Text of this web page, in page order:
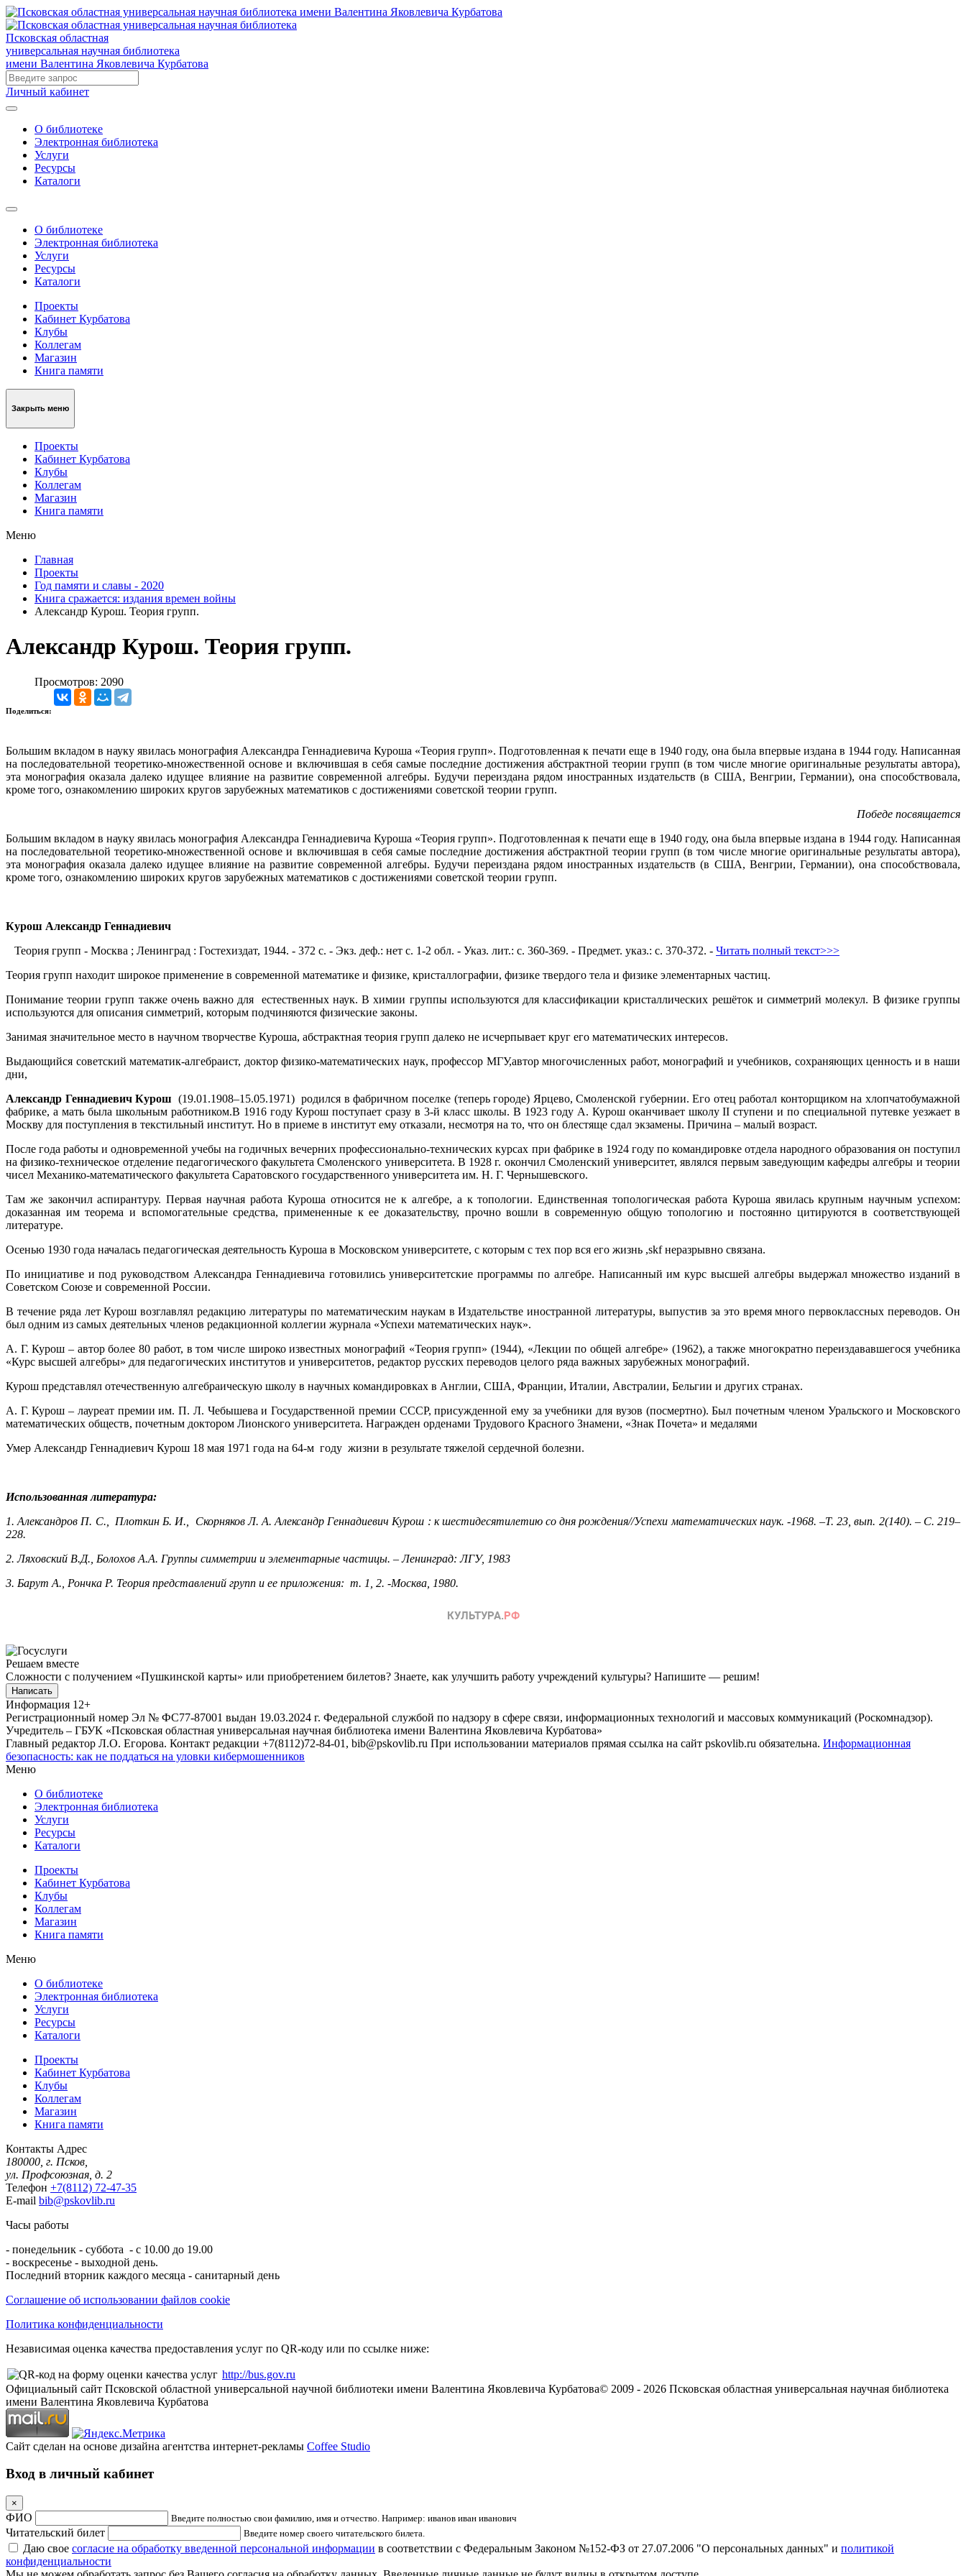
Псковская областная
универсальная научная библиотека
имени Валентина Яковлевича Курбатова
Личный кабинет
О библиотеке
Электронная библиотека
Услуги
Ресурсы
Каталоги
О библиотеке
Электронная библиотека
Услуги
Ресурсы
Каталоги
Проекты
Кабинет Курбатова
Клубы
Коллегам
Магазин
Книга памяти
Закрыть меню
Проекты
Кабинет Курбатова
Клубы
Коллегам
Магазин
Книга памяти
Меню
Главная
Проекты
Год памяти и славы - 2020
Книга сражается: издания времен войны
Александр Курош. Теория групп.
Александр Курош. Теория групп.
Просмотров: 2090
Поделиться:
Большим вкладом в науку явилась монография Александра Геннадиевича Куроша «Теория групп». Подготовленная к печати еще в 1940 году, она была впервые издана в 1944 году. Написанная
на последовательной теоретико-множественной основе и включившая в себя самые последние достижения абстрактной теории групп (в том числе многие оригинальные результаты автора),
эта монография оказала далеко идущее влияние на развитие современной алгебры. Будучи переиздана рядом иностранных издательств (в США, Венгрии, Германии), она способствовала,
кроме того, ознакомлению широких кругов зарубежных математиков с достижениями советской теории групп.
Победе посвящается
Большим вкладом в науку явилась монография Александра Геннадиевича Куроша «Теория групп». Подготовленная к печати еще в 1940 году, она была впервые издана в 1944 году. Написанная
на последовательной теоретико-множественной основе и включившая в себя самые последние достижения абстрактной теории групп (в том числе многие оригинальные результаты автора),
эта монография оказала далеко идущее влияние на развитие современной алгебры. Будучи переиздана рядом иностранных издательств (в США, Венгрии, Германии), она способствовала,
кроме того, ознакомлению широких кругов зарубежных математиков с достижениями советской теории групп.
Курош Александр Геннадиевич
Теория групп - Москва ; Ленинград : Гостехиздат, 1944. - 372 с. - Экз. деф.: нет с. 1-2 обл. - Указ. лит.: с. 360-369. - Предмет. указ.: с. 370-372. - Читать полный текст>>>
Теория групп находит широкое применение в современной математике и физике, кристаллографии, физике твердого тела и физике элементарных частиц.
Понимание теории групп также очень важно для естественных наук. В химии группы используются для классификации кристаллических решёток и симметрий молекул. В физике группы
используются для описания симметрий, которым подчиняются физические законы.
Занимая значительное место в научном творчестве Куроша, абстрактная теория групп далеко не исчерпывает круг его математических интересов.
Выдающийся советский математик-алгебраист, доктор физико-математических наук, профессор МГУ,автор многочисленных работ, монографий и учебников, сохраняющих ценность и в наши
дни,
Александр Геннадиевич Курош (19.01.1908–15.05.1971) родился в фабричном поселке (теперь городе) Ярцево, Смоленской губернии. Его отец работал конторщиком на хлопчатобумажной
фабрике, а мать была школьным работником.В 1916 году Курош поступает сразу в 3-й класс школы. В 1923 году А. Курош оканчивает школу II ступени и по специальной путевке уезжает в
Москву для поступления в текстильный институт. Но в приеме в институт ему отказали, несмотря на то, что он блестяще сдал экзамены. Причина – малый возраст.
После года работы и одновременной учебы на годичных вечерних профессионально-технических курсах при фабрике в 1924 году по командировке отдела народного образования он поступил
на физико-техническое отделение педагогического факультета Смоленского университета. В 1928 г. окончил Смоленский университет, являлся первым заведующим кафедры алгебры и теории
чисел Механико-математического факультета Саратовского государственного университета им. Н. Г. Чернышевского.
Там же закончил аспирантуру. Первая научная работа Куроша относится не к алгебре, а к топологии. Единственная топологическая работа Куроша явилась крупным научным успехом:
доказанная им теорема и вспомогательные средства, примененные к ее доказательству, прочно вошли в современную общую топологию и постоянно цитируются в соответствующей
литературе.
Осенью 1930 года началась педагогическая деятельность Куроша в Московском университете, с которым с тех пор вся его жизнь ,skf неразрывно связана.
По инициативе и под руководством Александра Геннадиевича готовились университетские программы по алгебре. Написанный им курс высшей алгебры выдержал множество изданий в
Советском Союзе и современной России.
В течение ряда лет Курош возглавлял редакцию литературы по математическим наукам в Издательстве иностранной литературы, выпустив за это время много первоклассных переводов. Он
был одним из самых деятельных членов редакционной коллегии журнала «Успехи математических наук».
А. Г. Курош – автор более 80 работ, в том числе широко известных монографий «Теория групп» (1944), «Лекции по общей алгебре» (1962), а также многократно переиздававшегося учебника
«Курс высшей алгебры» для педагогических институтов и университетов, редактор русских переводов целого ряда важных зарубежных монографий.
Курош представлял отечественную алгебраическую школу в научных командировках в Англии, США, Франции, Италии, Австралии, Бельгии и других странах.
А. Г. Курош – лауреат премии им. П. Л. Чебышева и Государственной премии СССР, присужденной ему за учебники для вузов (посмертно). Был почетным членом Уральского и Московского
математических обществ, почетным доктором Лионского университета. Награжден орденами Трудового Красного Знамени, «Знак Почета» и медалями
Умер Александр Геннадиевич Курош 18 мая 1971 года на 64-м году жизни в результате тяжелой сердечной болезни.
Использованная литература:
1. Александров П. С. ПлоткинБ. И. СкорняковЛ. А. Александр Геннадиевич Курош : к шестидесятилетию со дня рождения//Успехи математических наук. -1968. –Т. 23, вып. 2(140). – С. 219–
228.
2.Ляховский В.Д., Болохов А.А. Группы симметрии и элементарные частицы. – Ленинград: ЛГУ, 1983
3. Барут А., Рончка Р. Теория представлений групп и ее приложения: т. 1, 2. -Москва, 1980.
Решаем вместе
Сложности с получением «Пушкинской карты» или приобретением билетов? Знаете, как улучшить работу учреждений культуры? Напишите — решим!
Написать
Информация 12+
Регистрационный номер Эл № ФС77-87001 выдан 19.03.2024 г. Федеральной службой по надзору в сфере связи, информационных технологий и массовых коммуникаций (Роскомнадзор).
Учредитель – ГБУК «Псковская областная универсальная научная библиотека имени Валентина Яковлевича Курбатова»
Главный редактор Л.О. Егорова. Контакт редакции +7(8112)72-84-01, bib@pskovlib.ru При использовании материалов прямая ссылка на сайт pskovlib.ru обязательна. Информационная
безопасность: как не поддаться на уловки кибермошенников
Меню
О библиотеке
Электронная библиотека
Услуги
Ресурсы
Каталоги
Проекты
Кабинет Курбатова
Клубы
Коллегам
Магазин
Книга памяти
Меню
О библиотеке
Электронная библиотека
Услуги
Ресурсы
Каталоги
Проекты
Кабинет Курбатова
Клубы
Коллегам
Магазин
Книга памяти
Контакты Адрес
180000, г. Псков,
ул. Профсоюзная, д. 2
Телефон +7(8112) 72-47-35
E-mail bib@pskovlib.ru
Часы работы
- понедельник - суббота - с 10.00 до 19.00
- воскресенье - выходной день.
Последний вторник каждого месяца - санитарный день
Соглашение об использовании файлов cookie
Политика конфиденциальности
Независимая оценка качества предоставления услуг по QR-коду или по ссылке ниже:
http://bus.gov.ru
Официальный сайт Псковской областной универсальной научной библиотеки имени Валентина Яковлевича Курбатова© 2009 - 2026 Псковская областная универсальная научная библиотека
имени Валентина Яковлевича Курбатова
Сайт сделан на основе дизайна агентства интернет-рекламы Coffee Studio
Вход в личный кабинет
×
ФИО Введите полностью свои фамилию, имя и отчество. Например: иванов иван иванович
Читательский билет Введите номер своего читательского билета.
Даю свое согласие на обработку введенной персональной информации в соответствии с Федеральным Законом №152-ФЗ от 27.07.2006 "О персональных данных" и политикой
конфиденциальности